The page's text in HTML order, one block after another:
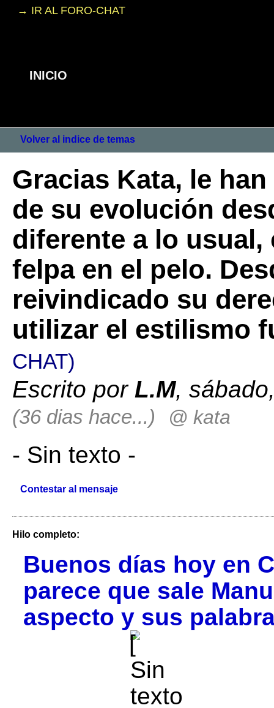
→ IR AL FORO-CHAT
INICIO
Volver al indice de temas
Gracias Kata, le
de su evolución
diferente a lo
felpa en el pelo.
reivindicado su
utilizar el estilismo
CHAT)
Escrito por L.M,
(36 dias hace...) @ kata
- Sin texto -
Contestar al mensaje
Hilo completo:
Buenos días hoy en
parece que sale
aspecto y sus